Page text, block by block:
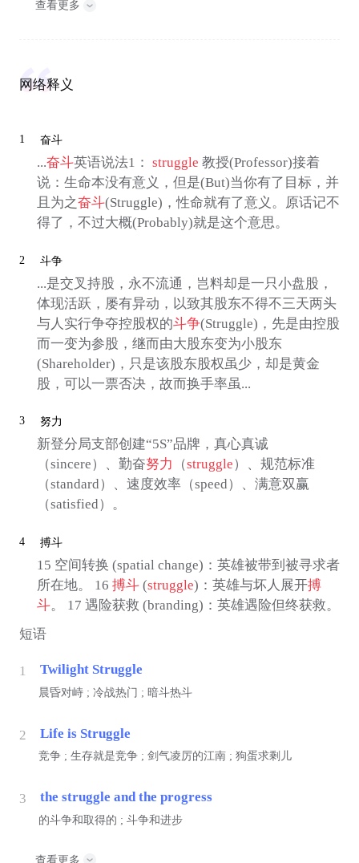
查看更多
网络释义
1 奋斗
...奋斗英语说法1： struggle 教授(Professor)接着
说：生命本没有意义，但是(But)当你有了目标，并
且为之奋斗(Struggle)，性命就有了意义。原话记不
得了，不过大概(Probably)就是这个意思。
2 斗争
...是交叉持股，永不流通，岂料却是一只小盘股，
体现活跃，屡有异动，以致其股东不得不三天两头
与人实行争夺控股权的斗争(Struggle)，先是由控股
而一变为参股，继而由大股东变为小股东
(Shareholder)，只是该股东股权虽少，却是黄金
股，可以一票否决，故而换手率虽...
3 努力
新登分局支部创建“5S”品牌，真心真诚
（sincere）、勤奋努力 （struggle）、规范标准
（standard）、速度效率（speed）、满意双赢
（satisfied）。
4 搏斗
15 空间转换 (spatial change)：英雄被带到被寻求者
所在地。 16 搏斗(struggle)：英雄与坏人展开搏
斗。 17 遇险获救 (branding)：英雄遇险但终获救。
短语
1 Twilight Struggle
晨昏对峙 ; 冷战热门 ; 暗斗热斗
2 Life is Struggle
竞争 ; 生存就是竞争 ; 剑气凌厉的江南 ; 狗蛋求剩儿
3 the struggle and the progress
的斗争和取得的 ; 斗争和进步
查看更多